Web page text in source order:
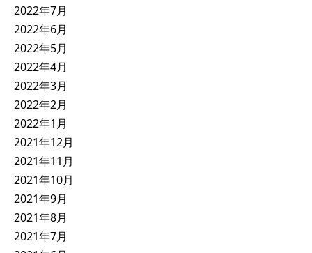
2022年7月
2022年6月
2022年5月
2022年4月
2022年3月
2022年2月
2022年1月
2021年12月
2021年11月
2021年10月
2021年9月
2021年8月
2021年7月